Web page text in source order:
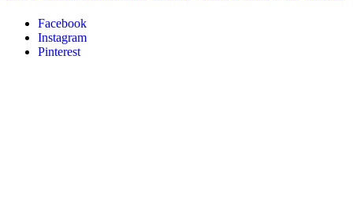
Facebook
Instagram
Pinterest